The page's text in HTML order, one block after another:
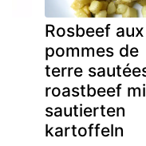
Rosbeef aux
pommes de
terre
roastbeef
sautierten
kartoffeln